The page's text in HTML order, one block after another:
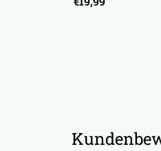
Preis